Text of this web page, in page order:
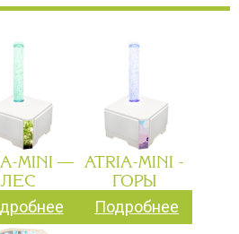
MINI —
ЛЕС
ATRIA-MINI -
ГОРЫ
Подробнее